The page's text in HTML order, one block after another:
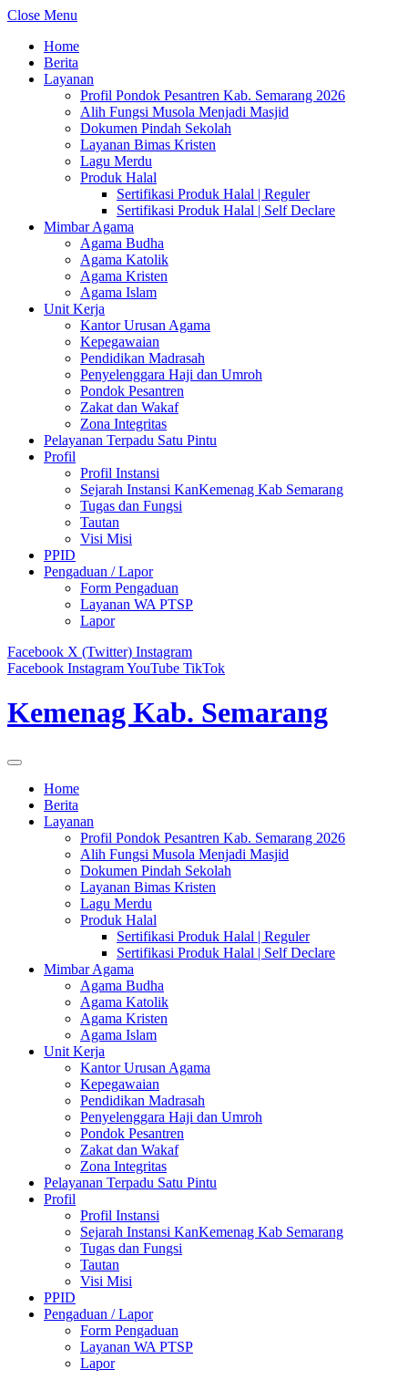
Close Menu
Home
Berita
Layanan
Profil Pondok Pesantren Kab. Semarang 2026
Alih Fungsi Musola Menjadi Masjid
Dokumen Pindah Sekolah
Layanan Bimas Kristen
Lagu Merdu
Produk Halal
Sertifikasi Produk Halal | Reguler
Sertifikasi Produk Halal | Self Declare
Mimbar Agama
Agama Budha
Agama Katolik
Agama Kristen
Agama Islam
Unit Kerja
Kantor Urusan Agama
Kepegawaian
Pendidikan Madrasah
Penyelenggara Haji dan Umroh
Pondok Pesantren
Zakat dan Wakaf
Zona Integritas
Pelayanan Terpadu Satu Pintu
Profil
Profil Instansi
Sejarah Instansi KanKemenag Kab Semarang
Tugas dan Fungsi
Tautan
Visi Misi
PPID
Pengaduan / Lapor
Form Pengaduan
Layanan WA PTSP
Lapor
Facebook X (Twitter) Instagram
Facebook InstagramYouTube TikTok
Kemenag Kab. Semarang
Home
Berita
Layanan
Profil Pondok Pesantren Kab. Semarang 2026
Alih Fungsi Musola Menjadi Masjid
Dokumen Pindah Sekolah
Layanan Bimas Kristen
Lagu Merdu
Produk Halal
Sertifikasi Produk Halal | Reguler
Sertifikasi Produk Halal | Self Declare
Mimbar Agama
Agama Budha
Agama Katolik
Agama Kristen
Agama Islam
Unit Kerja
Kantor Urusan Agama
Kepegawaian
Pendidikan Madrasah
Penyelenggara Haji dan Umroh
Pondok Pesantren
Zakat dan Wakaf
Zona Integritas
Pelayanan Terpadu Satu Pintu
Profil
Profil Instansi
Sejarah Instansi KanKemenag Kab Semarang
Tugas dan Fungsi
Tautan
Visi Misi
PPID
Pengaduan / Lapor
Form Pengaduan
Layanan WA PTSP
Lapor